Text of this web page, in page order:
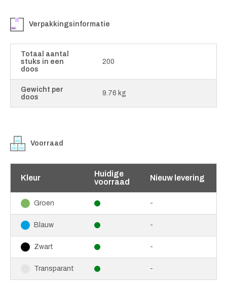
Verpakkingsinformatie
Totaal aantal
stuks in een
doos
200
Gewicht per
doos
9.76 kg
Voorraad
Kleur
Huidige
voorraad
Nieuw levering
Groen -
Blauw -
Zwart -
Transparant -